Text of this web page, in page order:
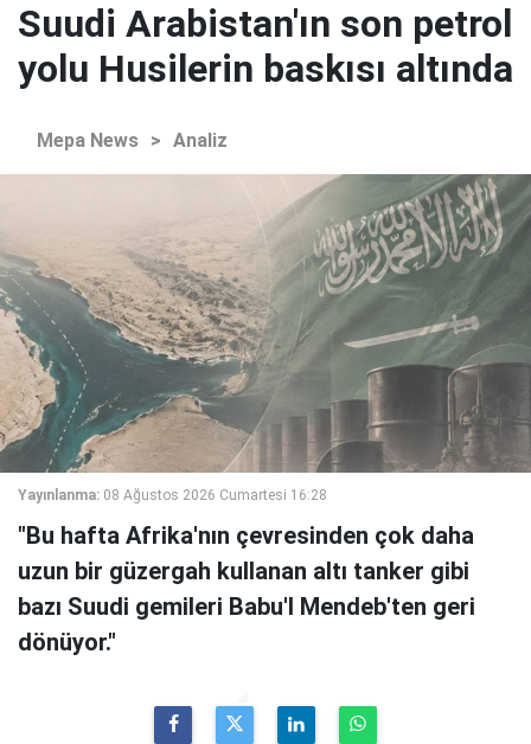
Suudi Arabistan'ın son petrol
yolu Husilerin baskısı altında
Mepa News > Analiz
Yayınlanma: 08 Ağustos 2026 Cumartesi 16:28
"Bu hafta Afrika'nın çevresinden çok daha
uzun bir güzergah kullanan altı tanker gibi
bazı Suudi gemileri Babu'l Mendeb'ten geri
dönüyor."